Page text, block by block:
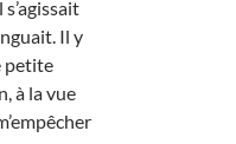
Il y
petite
à la vue